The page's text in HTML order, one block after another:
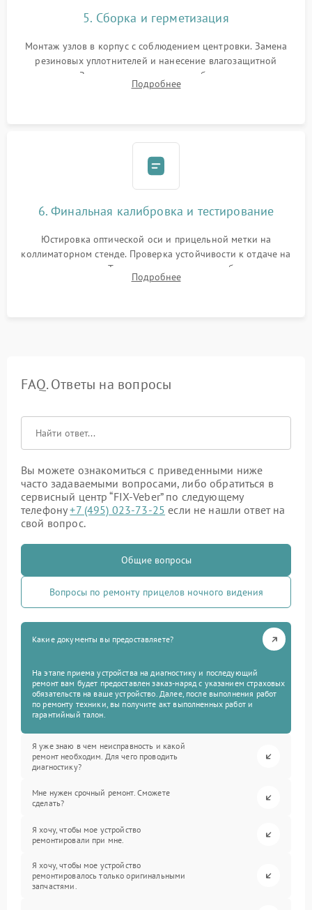
5. Сборка и герметизация
Монтаж узлов в корпус с соблюдением центровки. Замена
резиновых уплотнителей и нанесение влагозащитной
смазки. Заполнение внутреннего объема прицела
осушенным азотом для предотвращения запотевания оптики
Подробнее
6. Финальная калибровка и тестирование
Юстировка оптической оси и прицельной метки на
коллиматорном стенде. Проверка устойчивости к отдаче на
ударном стенде. Тестирование качества изображения в
темноте, дальности обнаружения и корректной работы всех
Подробнее
FAQ. Ответы на вопросы
Вы можете ознакомиться с приведенными ниже
часто задаваемыми вопросами, либо обратиться в
сервисный центр “FIX-Veber” по следующему
телефону+7 (495) 023-73-25 если не нашли ответ на
свой вопрос.
Общие вопросы
Вопросы по ремонту прицелов ночного видения
Какие документы вы предоставляете?
На этапе приема устройства на диагностику и последующий
ремонт вам будет предоставлен заказ-наряд с указанием страховых
обязательств на ваше устройство. Далее, после выполнения работ
по ремонту техники, вы получите акт выполненных работ и
гарантийный талон.
Я уже знаю в чем неисправность и какой
ремонт необходим. Для чего проводить
диагностику?
Мне нужен срочный ремонт. Сможете
сделать?
Я хочу, чтобы мое устройство
ремонтировали при мне.
Я хочу, чтобы мое устройство
ремонтировалось только оригинальными
запчастями.